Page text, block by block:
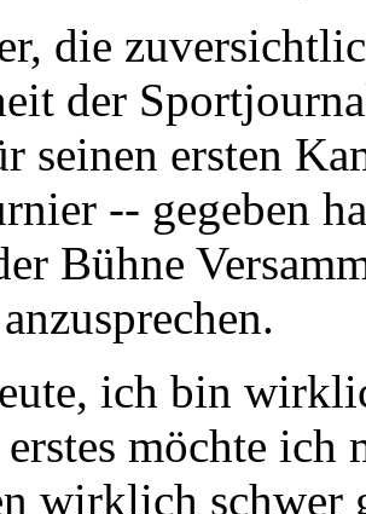
die
der
seinen ersten
-- gegeben
Bühne
ich bin
möchte ich
wirklich schwer